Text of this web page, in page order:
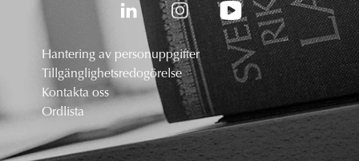
Hantering av personuppgifter
Tillgänglighetsredogörelse
Kontakta oss
Ordlista